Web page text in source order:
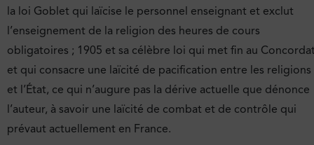
la loi Goblet qui laïcise le personnel enseignant et exclut
l’enseignement de la religion des heures de cours
obligatoires ; 1905 et sa célèbre loi qui met fin au
et qui consacre une laïcité de pacification entre les religions
et l’État, ce qui n’augure pas la dérive actuelle que dénonce
l’auteur, à savoir une laïcité de combat et de contrôle qui
prévaut actuellement en France.